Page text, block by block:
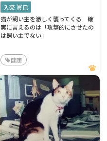
入交 眞巳
猫が飼い主を激しく襲ってくる 確
実に言えるのは「攻撃的にさせたの
は飼い主でない」
健康